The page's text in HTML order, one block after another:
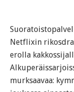
Netflixin
erolla
murksaavaa: